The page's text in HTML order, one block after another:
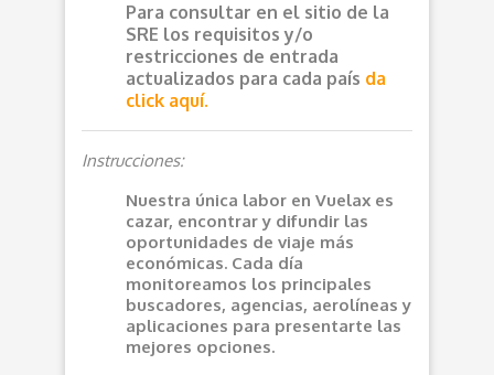
Para consultar en el sitio de la
SRE los requisitos y/o
restricciones de entrada
actualizados para cada país da
click aquí.
Instrucciones:
Nuestra única labor en Vuelax es
cazar, encontrar y difundir las
oportunidades de viaje más
económicas. Cada día
monitoreamos los principales
buscadores, agencias, aerolíneas y
aplicaciones para presentarte las
mejores opciones.